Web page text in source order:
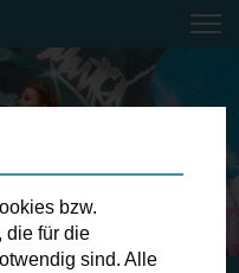
und
bzw.
die für die
sind. Alle